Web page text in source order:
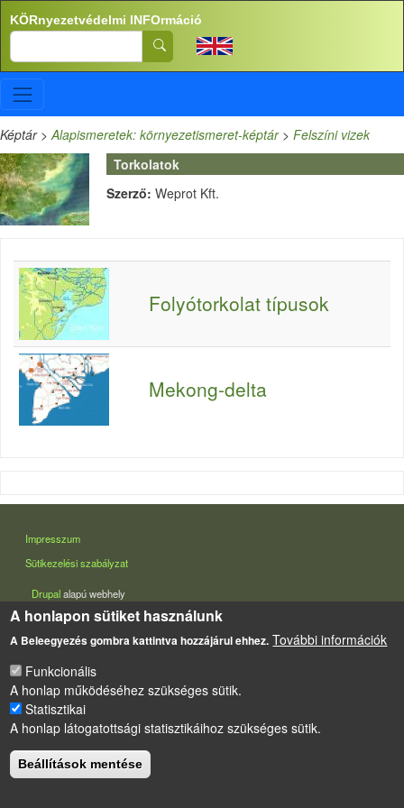
Ugrás a tartalomra
KÖRnyezetvédelmi INFOrmáció
Search
Képtár>Alapismeretek: környezetismeret-képtár> Felszíni vizek
Torkolatok
Szerző: Weprot Kft.
Folyótorkolat típusok
Mekong-delta
LÁBLÉC
Impresszum
Sütikezelési szabályzat
Drupalalapú webhely
A honlapon sütiket használunk
A Beleegyezés gombra kattintva hozzájárul ehhez. További információk
Funkcionális
A honlap működéséhez szükséges sütik.
Statisztikai
A honlap látogatottsági statisztikáihoz szükséges sütik.
Beállítások mentése